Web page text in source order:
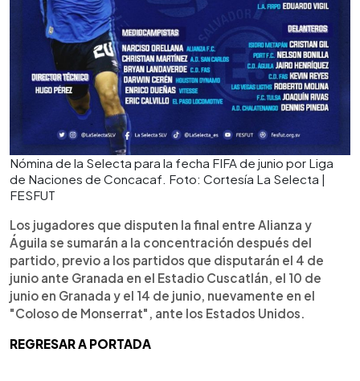
Nómina de la Selecta para la fecha FIFA de junio por Liga
de Naciones de Concacaf. Foto: Cortesía La Selecta |
FESFUT
Los jugadores que disputen la final entre Alianza y
Águila se sumarán a la concentración después del
partido, previo a los partidos que disputarán el 4 de
junio ante Granada en el Estadio Cuscatlán, el 10 de
junio en Granada y el 14 de junio, nuevamente en el
"Coloso de Monserrat", ante los Estados Unidos.
REGRESAR A PORTADA